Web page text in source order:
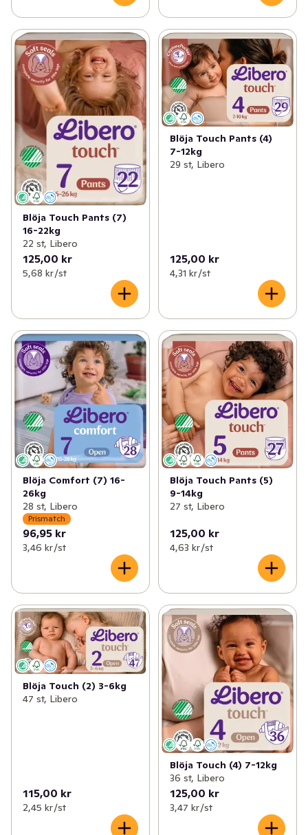
Blöja Touch Pants (7)
16-22kg
22 st, Libero
125,00 kr
5,68 kr /st
Blöja Touch Pants (4)
7-12kg
29 st, Libero
125,00 kr
4,31 kr /st
Blöja Comfort (7) 16-
26kg
28 st, Libero
Prismatch
96,95 kr
3,46 kr /st
Blöja Touch Pants (5)
9-14kg
27 st, Libero
125,00 kr
4,63 kr /st
Blöja Touch (2) 3-6kg
47 st, Libero
115,00 kr
2,45 kr /st
Blöja Touch (4) 7-12kg
36 st, Libero
125,00 kr
3,47 kr /st